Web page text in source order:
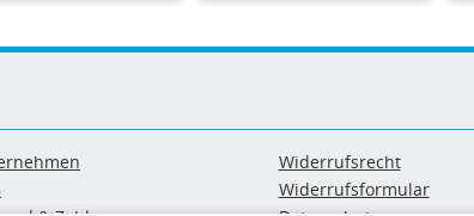
Widerrufsrecht
Widerrufsformular